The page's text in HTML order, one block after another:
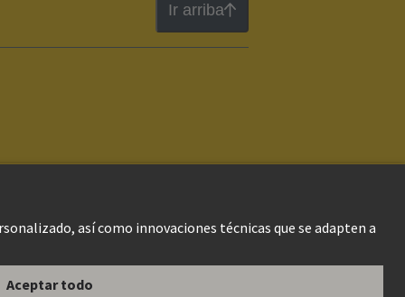
Ir arriba
WebInformación al cliente